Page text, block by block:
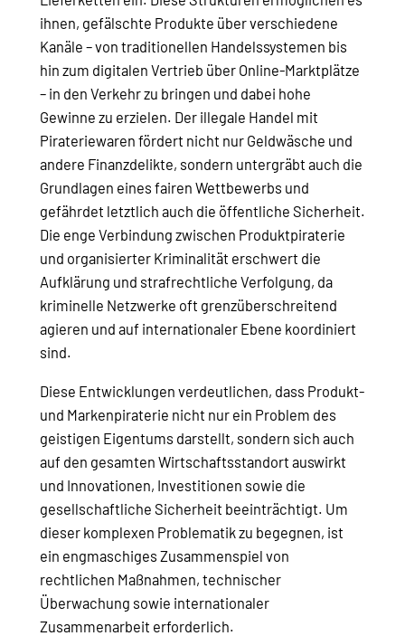
ihnen, gefälschte Produkte über verschiedene
Kanäle – von traditionellen Handelssystemen bis
hin zum digitalen Vertrieb über Online-Marktplätze
– in den Verkehr zu bringen und dabei hohe
Gewinne zu erzielen. Der illegale Handel mit
Pirateriewaren fördert nicht nur Geldwäsche und
andere Finanzdelikte, sondern untergräbt auch die
Grundlagen eines fairen Wettbewerbs und
gefährdet letztlich auch die öffentliche Sicherheit.
Die enge Verbindung zwischen Produktpiraterie
und organisierter Kriminalität erschwert die
Aufklärung und strafrechtliche Verfolgung, da
kriminelle Netzwerke oft grenzüberschreitend
agieren und auf internationaler Ebene koordiniert
sind.
Diese Entwicklungen verdeutlichen, dass Produkt-
und Markenpiraterie nicht nur ein Problem des
geistigen Eigentums darstellt, sondern sich auch
auf den gesamten Wirtschaftsstandort auswirkt
und Innovationen, Investitionen sowie die
gesellschaftliche Sicherheit beeinträchtigt. Um
dieser komplexen Problematik zu begegnen, ist
ein engmaschiges Zusammenspiel von
rechtlichen Maßnahmen, technischer
Überwachung sowie internationaler
Zusammenarbeit erforderlich.